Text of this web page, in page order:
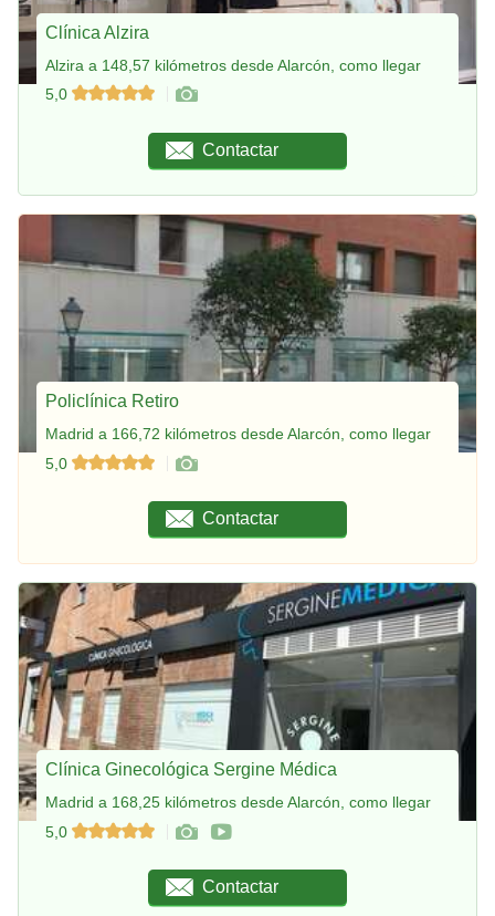
Clínica Alzira
Alzira a 148,57 kilómetros desde Alarcón, como llegar
5,0
Contactar
Policlínica Retiro
Madrid a 166,72 kilómetros desde Alarcón, como llegar
5,0
Contactar
Clínica Ginecológica Sergine Médica
Madrid a 168,25 kilómetros desde Alarcón, como llegar
5,0
Contactar